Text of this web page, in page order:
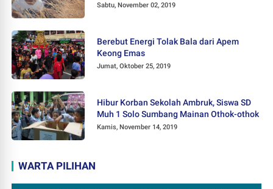
Sabtu, November 02, 2019
Berebut Energi Tolak Bala dari Apem
Keong Emas
Jumat, Oktober 25, 2019
Hibur Korban Sekolah Ambruk, Siswa SD
Muh 1 Solo Sumbang Mainan Othok-othok
Kamis, November 14, 2019
WARTA PILIHAN